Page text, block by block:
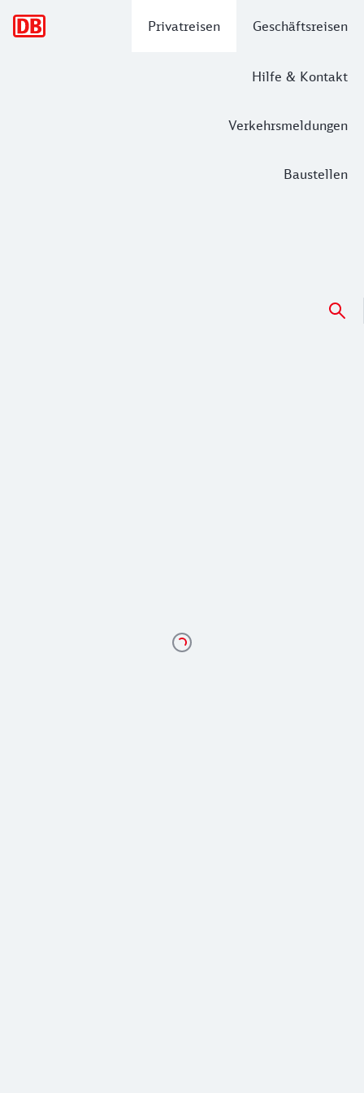
Privatreisen Geschäftsreisen
Hilfe & Kontakt
Verkehrsmeldungen
Baustellen